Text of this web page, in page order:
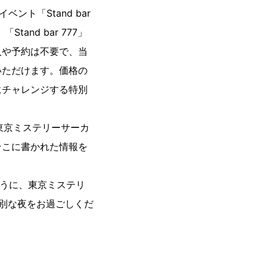
ベント「Stand bar
Stand bar 777」
予約は不要で、当
だけます。価格の
ャレンジする特別
ミステリーサーカ
に書かれた情報を
に、東京ミステリ
な夜をお過ごしくだ